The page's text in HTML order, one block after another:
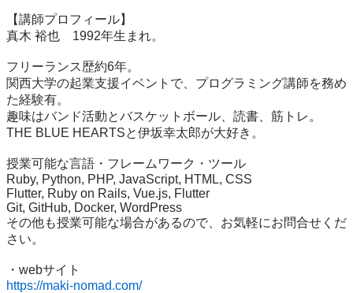
【講師プロフィール】
真木 裕也　1992年生まれ。
フリーランス歴約6年。
関西大学の起業支援イベントで、プログラミング講師を務め
た経験有。
趣味はバンド活動とバスケットボール、読書、筋トレ。
THE BLUE HEARTSと伊坂幸太郎が大好き。
授業可能な言語・フレームワーク・ツール
Ruby, Python, PHP, JavaScript, HTML, CSS
Flutter, Ruby on Rails, Vue.js, Flutter
Git, GitHub, Docker, WordPress
その他も授業可能な場合があるので、お気軽にお問合せくだ
さい。
https://maki-nomad.com/